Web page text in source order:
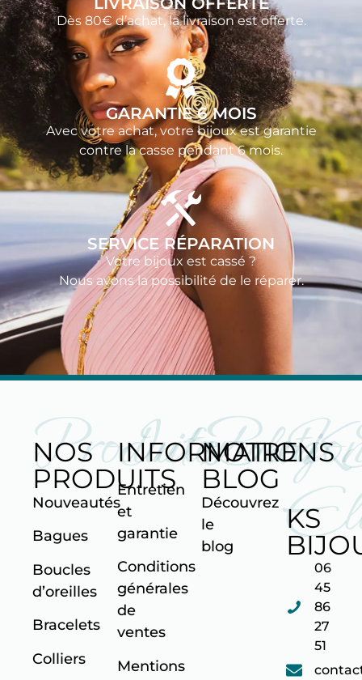
Dès 80€ d’achat, la livraison est offerte.
GARANTIE 6 MOIS
Avec votre achat, votre bijoux est garantie
contre la casse pendant 6 mois.
SERVICE RÉPARATION
Votre bijoux est cassé ?
Nous avons la possibilité de le réparer.
Produits
NOS
PRODUITS
Nouveautés
Bagues
Boucles
d’oreilles
Bracelets
Colliers
INFORMATIONS
Entretien
et
garantie
Conditions
générales
de
ventes
Mentions
Blog
NOTRE
BLOG
Découvrez
le
blog
KS
06
45
86
27
51